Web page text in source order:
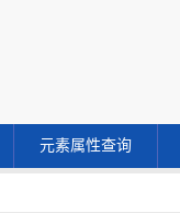
元素属性查询